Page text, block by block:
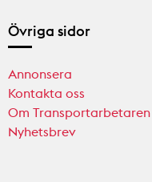
Övriga sidor
Annonsera
Kontakta oss
Om Transportarbetaren
Nyhetsbrev